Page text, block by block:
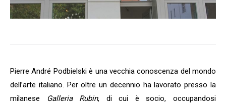
Pierre André Podbielski è una vecchia conoscenza del mondo
dell’arte italiano. Per oltre un decennio ha lavorato presso la
milanese
Galleria Rubin, di cui è socio, occupandosi